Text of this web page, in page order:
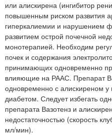
или алискирена (ингибитор
повышенным риском развития
гиперкалиемии и нарушением
развитием острой почечной
монотерапией. Необходим
почек и содержания
принимающих одновременно
влияющие на РААС. Препарат
одновременно с алискиреном у
диабетом. Следует избегать
препарата Вазотенз и
недостаточностью (скорость
мл/мин).